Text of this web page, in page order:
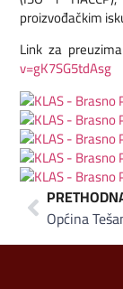
proizvođačkim
Link za
v=gK7SG5tdAsg